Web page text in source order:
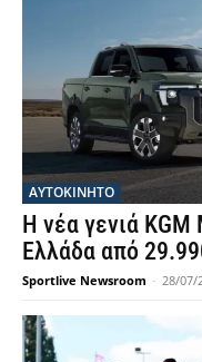
ΑΥΤΟΚΙΝΗΤΟ
Η νέα γενιά KGM
Ελλάδα από
Sportlive Newsroom - 28/07/